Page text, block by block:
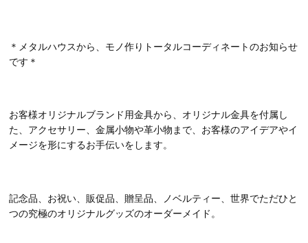
＊メタルハウスから、モノ作りトータルコーディネートのお知らせ
です＊
お客様オリジナルブランド用金具から、オリジナル金具を付属し
た、アクセサリー、金属小物や革小物まで、お客様のアイデアやイ
メージを形にするお手伝いをします。
記念品、お祝い、販促品、贈呈品、ノベルティー、世界でただひと
つの究極のオリジナルグッズのオーダーメイド。